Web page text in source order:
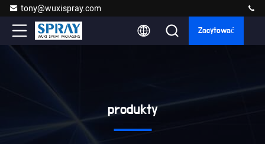
tony@wuxispray.com
Zacytować
produkty